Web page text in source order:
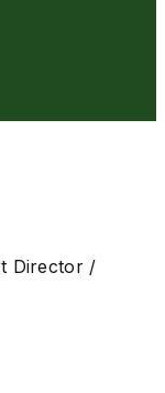
Director /